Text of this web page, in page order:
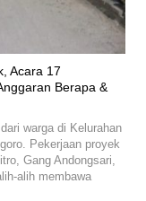
Acara 17
Berapa &
warga di Kelurahan
Pekerjaan proyek
Gang Andongsari,
alih membawa